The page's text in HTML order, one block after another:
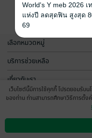
เลือกหมวดหมู่
บริการช่วยเหลือ
เกี่ยวกับเรา
กลุ่มธุรกิจในเครือ
ดาวน์โหลดแอป
เว็บไซต์นี้มีการใช้คุกกี้ โปรดยอมรับ
ของท่าน ท่านสามารถศึกษาวิธีการตั้
World's Y meb 2026
แห่งปี ลดสุดฟิน สูงสุด
69